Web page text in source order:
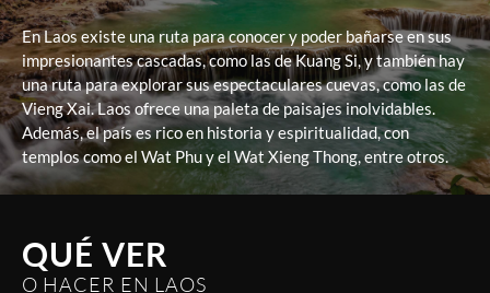
En Laos existe una ruta para conocer y poder bañarse en sus
impresionantes cascadas, como las de Kuang Si, y también hay
una ruta para explorar sus espectaculares cuevas, como las de
Vieng Xai. Laos ofrece una paleta de paisajes inolvidables.
Además, el país es rico en historia y espiritualidad, con
templos como el Wat Phu y el Wat Xieng Thong, entre otros.
QUÉ VER
O HACER EN LAOS